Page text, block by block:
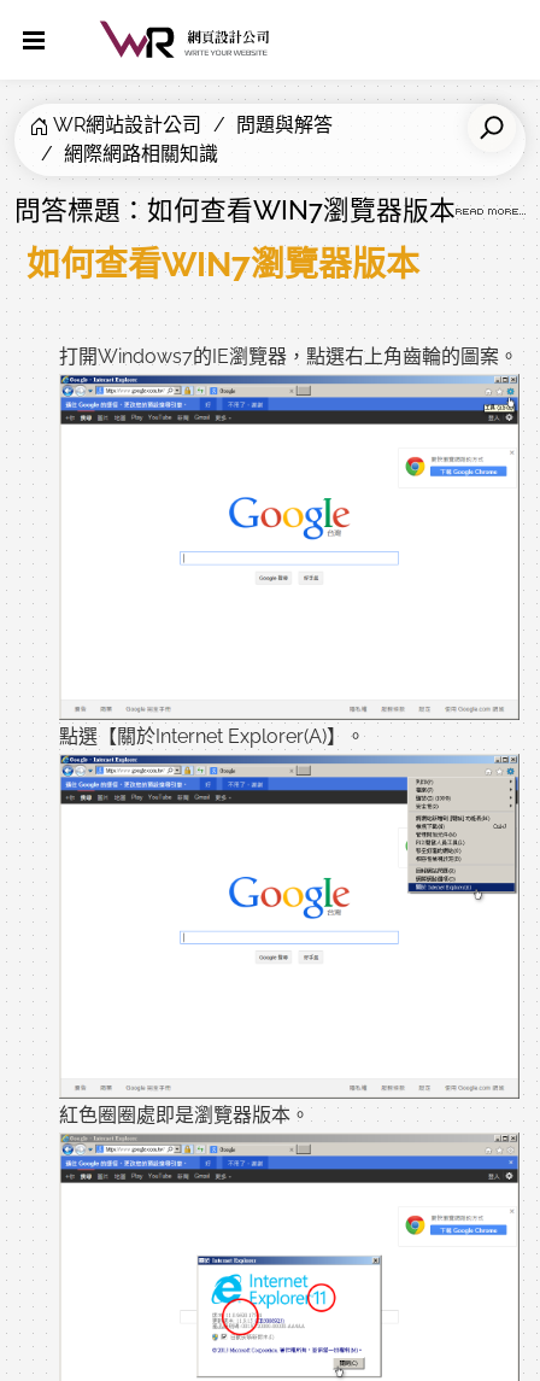
WR網站設計公司
問題與解答
網際網路相關知識
問答標題：如何查看WIN7瀏覽器版本
如何查看WIN7瀏覽器版本
打開Windows7的IE瀏覽器，點選右上角齒輪的圖案。
點選【關於Internet Explorer(A)】。
紅色圈圈處即是瀏覽器版本。